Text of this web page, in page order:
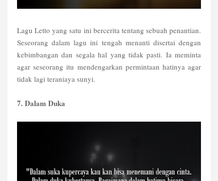
Lagu Letto yang satu ini bercerita tentang sebuah penantian.
Seseorang dalam lagu ini tengah menanti disertai dengan
kebimbangan dan segala hal yang tidak pasti. Ia meminta
agar seseorang itu mendengarkan permintaan hatinya agar
tidak lagi teraniaya sunyi.
7. Dalam Duka